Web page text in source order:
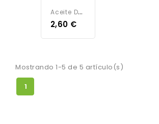
A
Ceite De Oliva Virgen Extra 250ML - Ecológico
2,60 €
Mostrando 1-5 de 5 artículo(s)
1